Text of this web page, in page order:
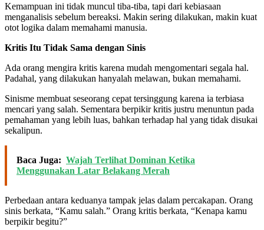
Kemampuan ini tidak muncul tiba-tiba, tapi dari kebiasaan
menganalisis sebelum bereaksi. Makin sering dilakukan, makin kuat
otot logika dalam memahami manusia.
Kritis Itu Tidak Sama dengan Sinis
Ada orang mengira kritis karena mudah mengomentari segala hal.
Padahal, yang dilakukan hanyalah melawan, bukan memahami.
Sinisme membuat seseorang cepat tersinggung karena ia terbiasa
mencari yang salah. Sementara berpikir kritis justru menuntun pada
pemahaman yang lebih luas, bahkan terhadap hal yang tidak disukai
sekalipun.
Baca Juga: Wajah Terlihat Dominan Ketika
Menggunakan Latar Belakang Merah
Perbedaan antara keduanya tampak jelas dalam percakapan. Orang
sinis berkata, “Kamu salah.” Orang kritis berkata, “Kenapa kamu
berpikir begitu?”